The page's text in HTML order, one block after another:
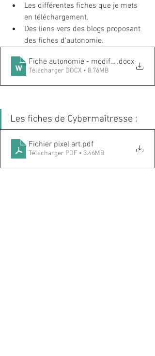
Les différentes fiches que je mets
en téléchargement.
Des liens vers des blogs proposant
des fiches d'autonomie.
Fiche autonomie - modifiable.docx
Télécharger DOCX • 8.76MB
Les fiches de Cybermaîtresse :
Fichier pixel art.pdf
Télécharger PDF • 3.46MB